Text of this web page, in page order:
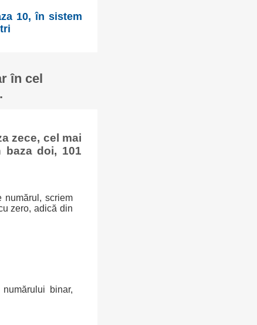
10, în sistem
în cel
zece, cel mai
doi, 101
numărul, scriem
zero, adică din
binar,